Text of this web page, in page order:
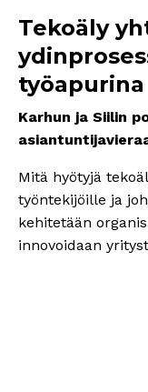
Tekoäly
työapurina
Karhun ja Siilin
Mitä hyötyjä
työntekijöille ja
kehitetään
innovoidaan